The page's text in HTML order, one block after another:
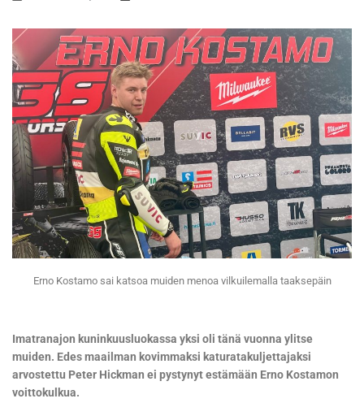
Erno Kostamo sai katsoa muiden menoa vilkuilemalla taaksepäin
Imatranajon kuninkuusluokassa yksi oli tänä vuonna ylitse
muiden. Edes maailman kovimmaksi katuratakuljettajaksi
arvostettu Peter Hickman ei pystynyt estämään Erno Kostamon
voittokulkua.